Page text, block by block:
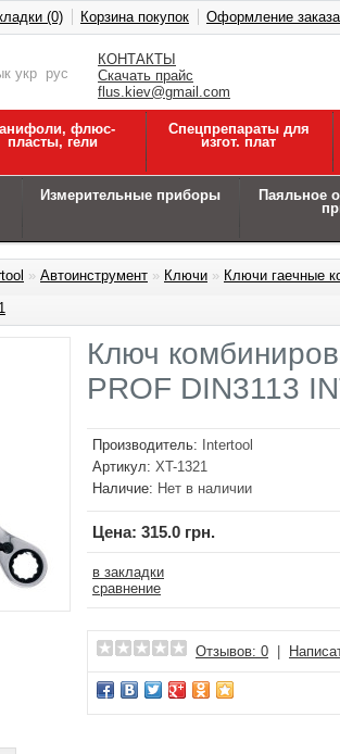
КОНТАКТЫ
Скачать прайс
flus.kiev@gmail.com
укр рус
(0) Корзина покупок Оформление заказа
флюс-
пласты, гели
Спецпрепараты для
изгот. плат
Измерительные приборы
Паяльное
» Автоинструмент » Ключи » Ключи гаечные
Ключ
PROF DIN3113
Производитель:
Intertool
Артикул: XT-1321
Наличие: Нет в наличии
Цена: 315.0 грн.
в закладки
сравнение
Отзывов: 0